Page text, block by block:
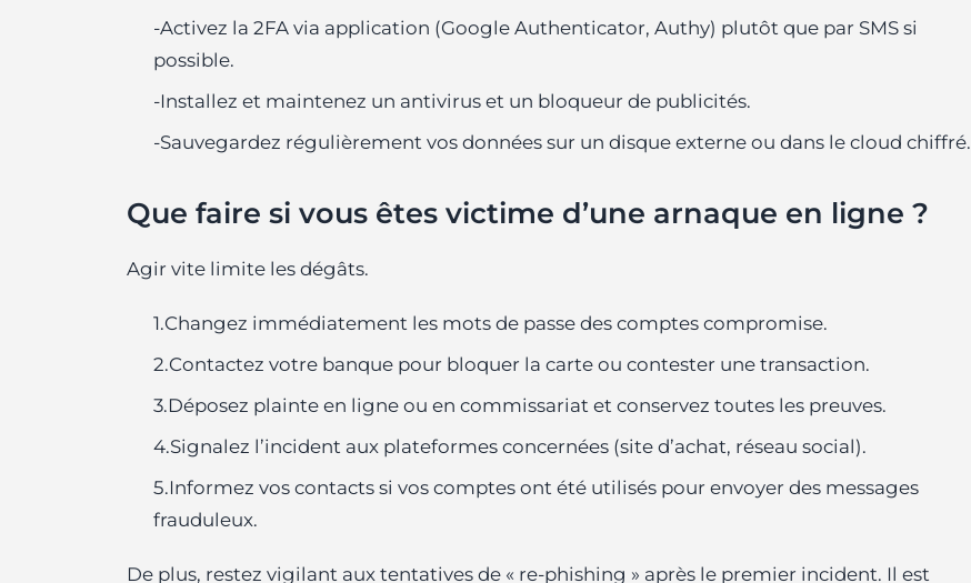
-Activez la 2FA via application (Google Authenticator, Authy) plutôt que par SMS si
possible.
-Installez et maintenez un antivirus et un bloqueur de publicités.
-Sauvegardez régulièrement vos données sur un disque externe ou dans le cloud chiffré.
Que faire si vous êtes victime d’une arnaque en ligne ?
Agir vite limite les dégâts.
1.Changez immédiatement les mots de passe des comptes compromise.
2.Contactez votre banque pour bloquer la carte ou contester une transaction.
3.Déposez plainte en ligne ou en commissariat et conservez toutes les preuves.
4.Signalez l’incident aux plateformes concernées (site d’achat, réseau social).
5.Informez vos contacts si vos comptes ont été utilisés pour envoyer des messages
frauduleux.
De plus, restez vigilant aux tentatives de « re-phishing » après le premier incident. Il est